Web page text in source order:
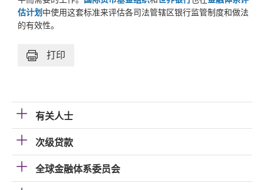
估计划 中使用这套标准来评估各司法管辖区银行监管制度和做法
的有效性。
打印
有关人士
次级贷款
全球金融体系委员会